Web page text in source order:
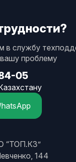
в службу
проблему
05
“ТОП.КЗ”
144